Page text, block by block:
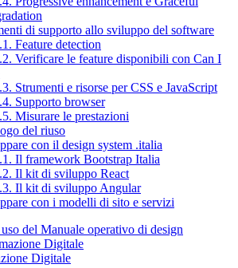
di supporto allo sviluppo del software
Feature detection
Verificare le feature disponibili con Can I
Strumenti e risorse per CSS e JavaScript
Supporto browser
Misurare le prestazioni
del riuso
con il design system .italia
Il framework Bootstrap Italia
Il kit di sviluppo React
Il kit di sviluppo Angular
con i modelli di sito e servizi
del Manuale operativo di design
Digitale